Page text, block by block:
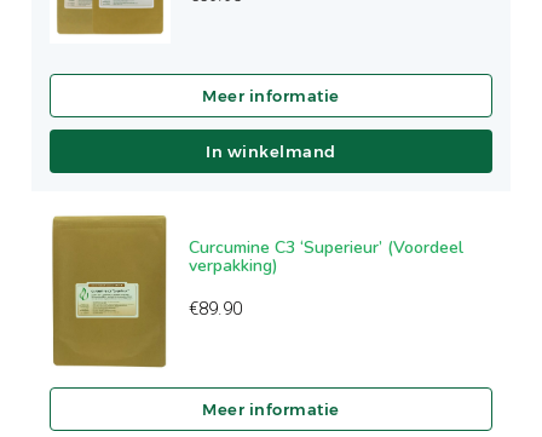
In winkelmand
Curcumine C3 ‘Superieur’ (Voordeel
verpakking)
€89.90